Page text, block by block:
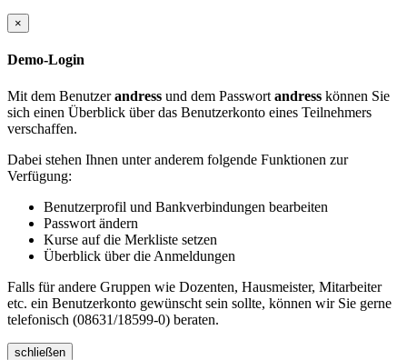
×
Demo-Login
Mit dem Benutzerandress und dem Passwort andress können Sie
sich einen Überblick über das Benutzerkonto eines Teilnehmers
verschaffen.
Dabei stehen Ihnen unter anderem folgende Funktionen zur
Verfügung:
Benutzerprofil und Bankverbindungen bearbeiten
Passwort ändern
Kurse auf die Merkliste setzen
Überblick über die Anmeldungen
Falls für andere Gruppen wie Dozenten, Hausmeister, Mitarbeiter
etc. ein Benutzerkonto gewünscht sein sollte, können wir Sie gerne
telefonisch (08631/18599-0) beraten.
schließen